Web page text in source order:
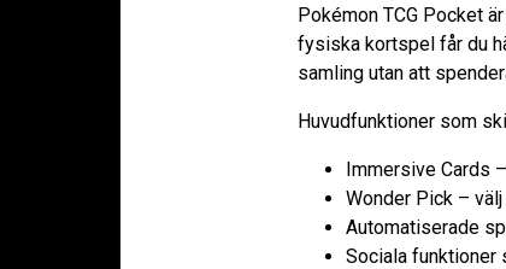
Pokémon TCG Pocket
fysiska kortspel får du
samling utan att
Huvudfunktioner som
Immersive Cards
Wonder Pick –
Automatiserade
Sociala funktioner